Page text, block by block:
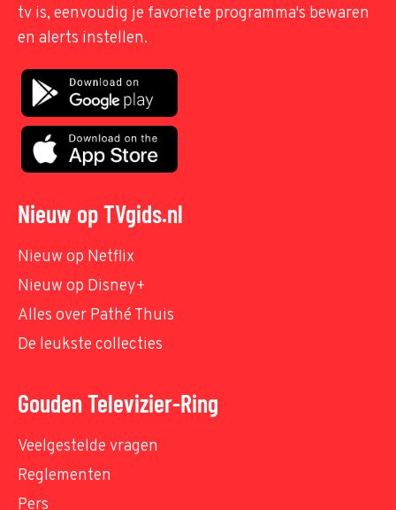
tv is, eenvoudig je favoriete programma's bewaren
en alerts instellen.
Nieuw op TVgids.nl
Nieuw op Netflix
Nieuw op Disney+
Alles over Pathé Thuis
De leukste collecties
Gouden Televizier-Ring
Veelgestelde vragen
Reglementen
Pers